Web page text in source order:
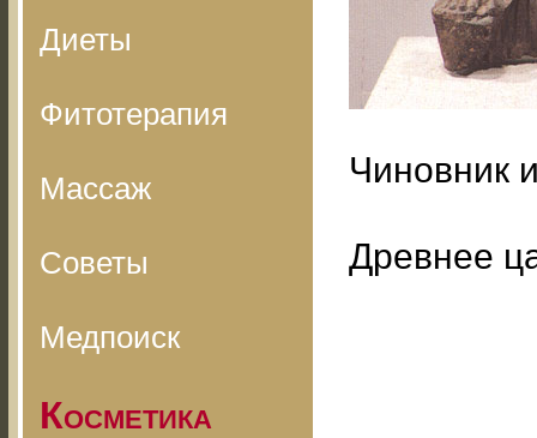
Диеты
Фитотерапия
Массаж
Советы
Медпоиск
Косметика
Чиновник
Древнее